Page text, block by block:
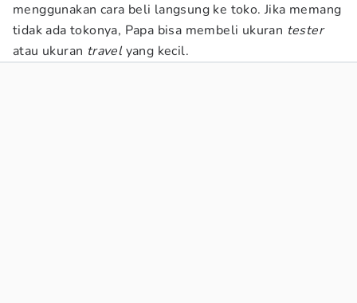
menggunakan cara beli langsung ke toko. Jika memang
tidak ada tokonya, Papa bisa membeli ukuran tester
atau ukuran travelyang kecil.